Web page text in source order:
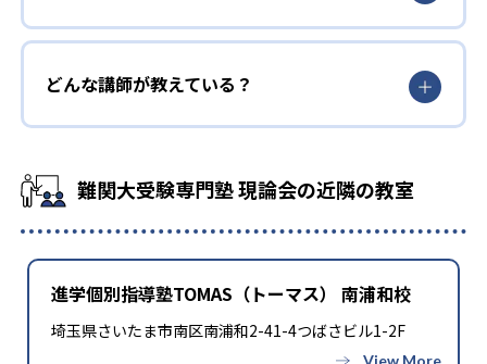
どんな講師が教えている？
難関大受験専門塾 現論会の近隣の教室
進学個別指導塾TOMAS（トーマス） 南浦和校
埼玉県さいたま市南区南浦和2-41-4つばさビル1-2F